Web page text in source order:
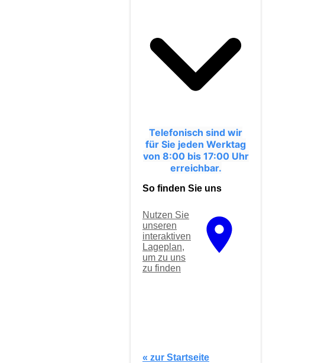
Telefonisch sind wir
für Sie jeden Werktag
von 8:00 bis 17:00 Uhr
erreichbar.
So finden Sie uns
Nutzen Sie
unseren
interaktiven
La­ge­plan,
um zu uns
zu finden
« zur Startseite